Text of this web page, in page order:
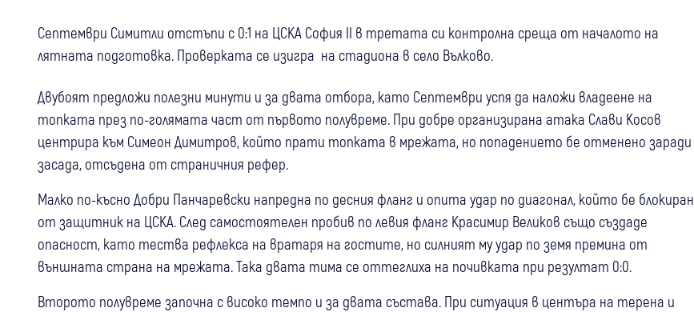
Септември Симитли отстъпи с 0:1 на ЦСКА София II в третата си контролна среща от началото на
лятната подготовка. Проверката се изигра на стадиона в село Вълково.
Двубоят предложи полезни минути и за двата отбора, като Септември успя да наложи владеене на
топката през по-голямата част от първото полувреме. При добре организирана атака Слави Косов
центрира към Симеон Димитров, който прати топката в мрежата, но попадението бе отменено заради
засада, отсъдена от страничния рефер.
Малко по-късно Добри Панчаревски напредна по десния фланг и опита удар по диагонал, който бе блокиран
от защитник на ЦСКА. След самостоятелен пробив по левия фланг Красимир Великов също създаде
опасност, като тества рефлекса на вратаря на гостите, но силният му удар по земя премина от
външната страна на мрежата. Така двата тима се оттеглиха на почивката при резултат 0:0.
Второто полувреме започна с високо темпо и за двата състава. При ситуация в центъра на терена и